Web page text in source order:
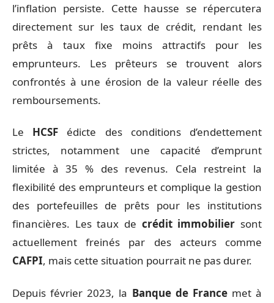
l’inflation persiste. Cette hausse se répercutera
directement sur les taux de crédit, rendant les
prêts à taux fixe moins attractifs pour les
emprunteurs. Les prêteurs se trouvent alors
confrontés à une érosion de la valeur réelle des
remboursements.
Le HCSF édicte des conditions d’endettement
strictes, notamment une capacité d’emprunt
limitée à 35 % des revenus. Cela restreint la
flexibilité des emprunteurs et complique la gestion
des portefeuilles de prêts pour les institutions
financières. Les taux de crédit immobilier sont
actuellement freinés par des acteurs comme
CAFPI, mais cette situation pourrait ne pas durer.
Depuis février 2023, la Banque de Francemet à